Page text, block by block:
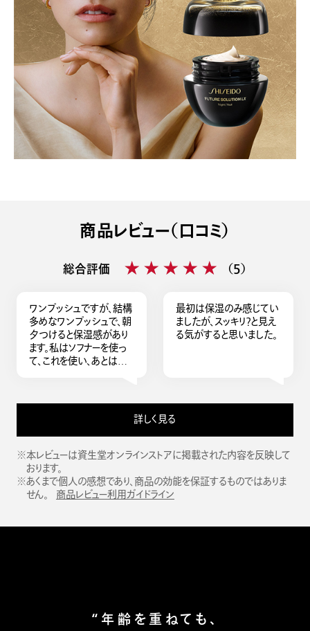
商品レビュー（口コミ）
総合評価 ★★★★★
★★★★★ （5）
ワンプッシュですが、結構
多めなワンプッシュで、朝
夕つけると保湿感があり
ます。私はソフナーを使っ
て、これを使い、あとはクリ
い感じです。 色々あるけ
合うなぁと思うものはなか
なかないです。おすすめ！
最初は保湿のみ感じてい
ましたが、スッキリ？と見え
る気がすると思いました。
詳しく見る
※本レビューは資生堂オンラインストアに掲載された内容を反映して
おります。
※あくまで個人の感想であり、商品の効能を保証するものではありま
せん。
商品レビュー利用ガイドライン
“年齢を重ねても、